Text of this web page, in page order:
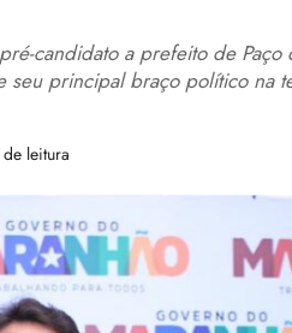
candidato a prefeito de
principal braço político na
leitura